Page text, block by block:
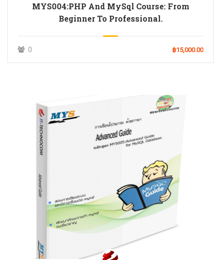
MYS004:PHP And MySql Course: From
Beginner To Professional.
0 ฿15,000.00